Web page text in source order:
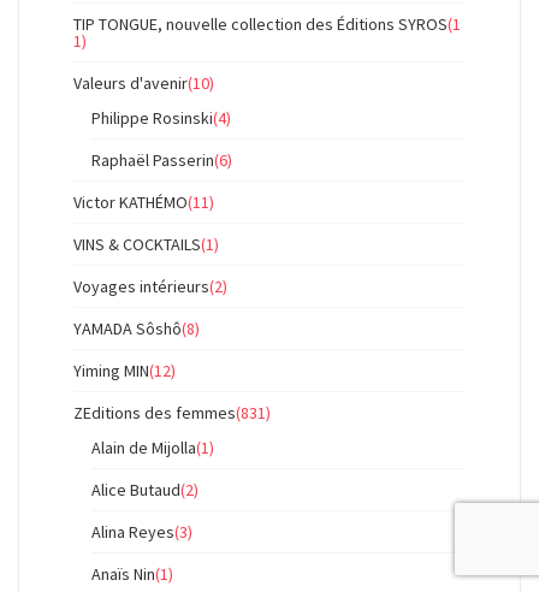
TIP TONGUE, nouvelle collection des Éditions SYROS(1
1)
Valeurs d'avenir(10)
Philippe Rosinski(4)
Raphaël Passerin(6)
Victor KATHÉMO(11)
VINS & COCKTAILS(1)
Voyages intérieurs(2)
YAMADA Sôshô(8)
Yiming MIN(12)
ZEditions des femmes(831)
Alain de Mijolla(1)
Alice Butaud(2)
Alina Reyes(3)
Anaïs Nin(1)